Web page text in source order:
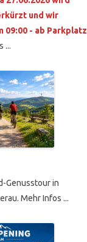
und wir
09:00 - ab Parkplatz
...
Genusstour in
Mehr Infos ...